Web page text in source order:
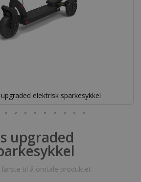
elektrisk sparkesykkel
upgraded
første til å omtale produktet